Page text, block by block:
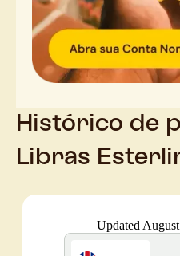
Histórico de
Libras